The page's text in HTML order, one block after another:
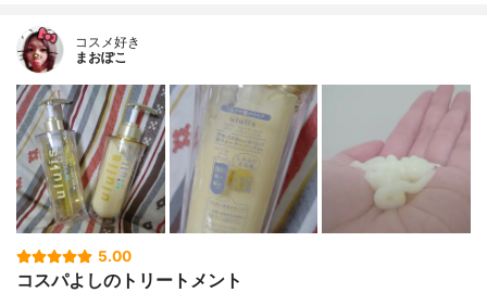
コスメ好き
まおぽこ
5.00
コスパよしのトリートメント